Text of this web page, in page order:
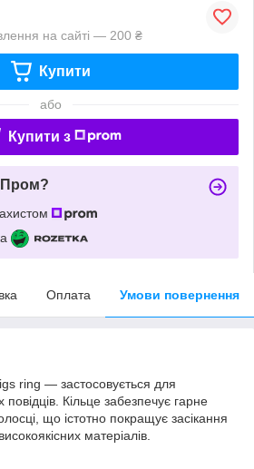
на сайті — 200 ₴
Купити
або
Купити з
Пром?
Оплата Умови повернення
ring — застосовується для
Кільце забезпечує гарне
що істотно покращує засікання
матеріалів.